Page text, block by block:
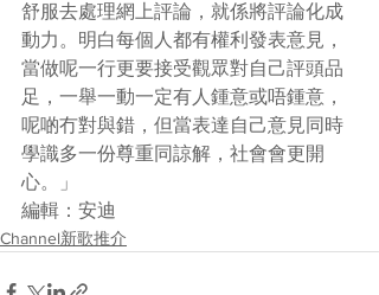
舒服去處理網上評論，就係將評論化成
動力。明白每個人都有權利發表意見，
當做呢一行更要接受觀眾對自己評頭品
足，一舉一動一定有人鍾意或唔鍾意，
呢啲冇對與錯，但當表達自己意見同時
學識多一份尊重同諒解，社會會更開
心。」
編輯：安迪
Channel新歌推介